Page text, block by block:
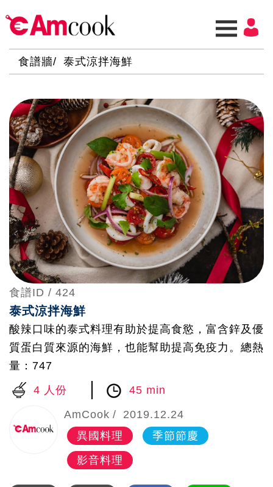
食譜牆 泰式涼拌海鮮
食譜ID / 424
泰式涼拌海鮮
酸辣口味的泰式料理有助於提高食慾，富含鋅及優
質蛋白質來源的海鮮，也能幫助提高免疫力。總熱
量：747
4 人份
45 min
AmCook
2019.12.24
異國料理
季節節慶
影音料理